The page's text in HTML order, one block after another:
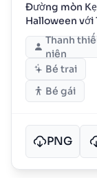
Đường mòn
Halloween với
Thanh
niên
Bé trai
Bé gái
PNG